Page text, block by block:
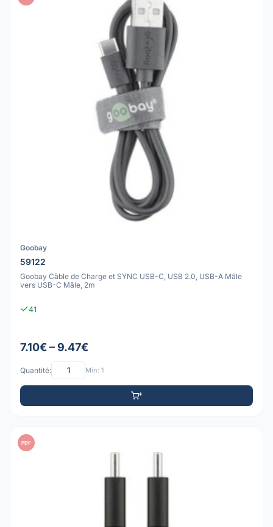
Goobay
59122
Goobay Câble de Charge et SYNC USB-C, USB 2.0, USB-A Mâle
vers USB-C Mâle, 2m
41
7.10€ – 9.47€
Quantité: Min: 1
PDF